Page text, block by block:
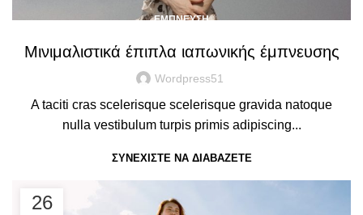
ΈΜΠΝΕΥΣΗ
Μινιμαλιστικά έπιπλα ιαπωνικής έμπνευσης
Wordpress51
A taciti cras scelerisque scelerisque gravida natoque
nulla vestibulum turpis primis adipiscing...
ΣΥΝΕΧΊΣΤΕ ΝΑ ΔΙΑΒΆΖΕΤΕ
26